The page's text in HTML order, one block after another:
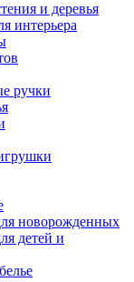
и деревья
интерьера
ручки
новорожденных
детей и